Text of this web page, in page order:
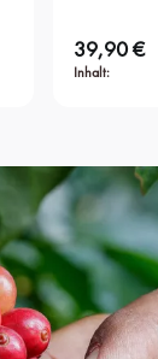
Inhalt:
Regulärer Preis:
39,90 €